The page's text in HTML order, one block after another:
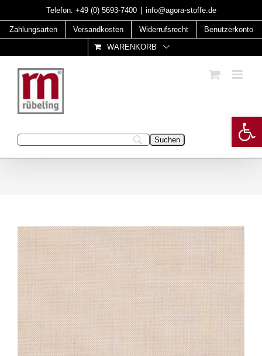
to
content
Telefon: +49 (0) 5693-7400 info@agora-stoffe.de
Zahlungsarten Versandkosten Widerrufsrecht
Benutzerkonto
WARENKORB